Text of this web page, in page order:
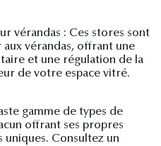
vérandas : Ces stores sont
vérandas, offrant une
et une régulation de la
de votre espace vitré.
gamme de types de
offrant ses propres
uniques. Consultez un